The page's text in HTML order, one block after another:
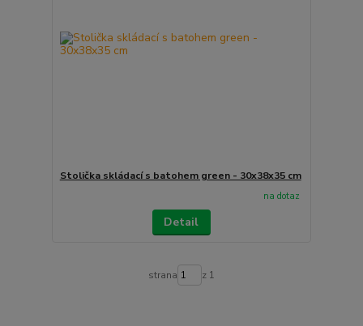
Stolička skládací s batohem green - 30x38x35 cm
na dotaz
Detail
strana z 1